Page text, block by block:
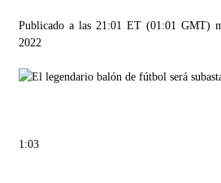
Publicado a las 21:01 ET (01:01 GMT)
2022
1:03